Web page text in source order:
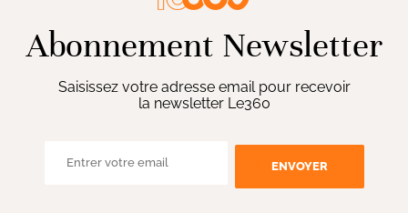
Abonnement Newsletter
Saisissez votre adresse email pour recevoir
la newsletter Le360
ENVOYER